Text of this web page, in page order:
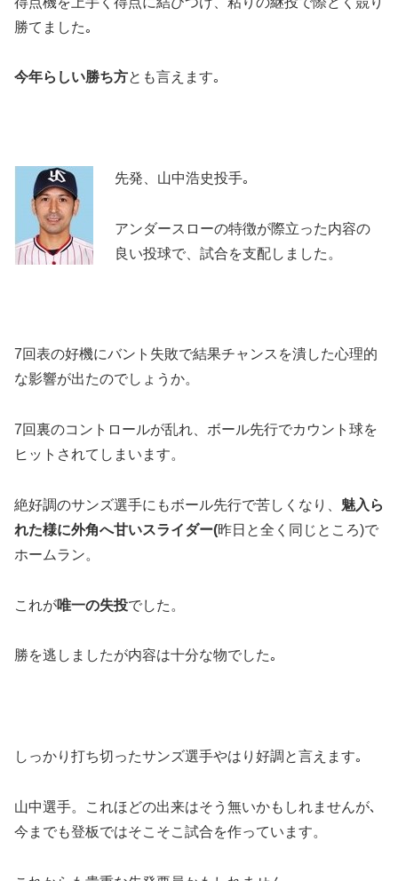
勝てました｡
今年らしい勝ち方とも言えます｡
先発、山中浩史投手｡
アンダースローの特徴が際立った内容の
良い投球で、試合を支配しました。
7回表の好機にバント失敗で結果チャンスを潰した心理的
な影響が出たのでしょうか。
7回裏のコントロールが乱れ、ボール先行でカウント球を
ヒットされてしまいます。
絶好調のサンズ選手にもボール先行で苦しくなり、 魅入ら
れた様に外角へ甘いスライダー(昨日と全く同じところ)で
ホームラン。
これが唯一の失投でした。
勝を逃しましたが内容は十分な物でした｡
しっかり打ち切ったサンズ選手やはり好調と言えます｡
山中選手。これほどの出来はそう無いかもしれませんが､
今までも登板ではそこそこ試合を作っています。